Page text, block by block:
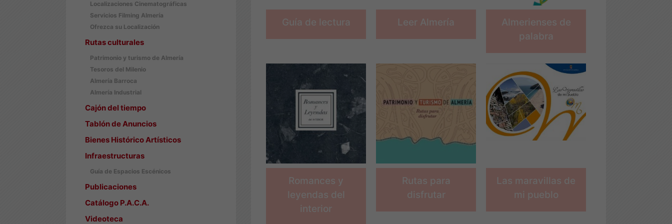
Localizaciones Cinematográficas
Servicios Filming Almería
Ofrezca su Localización
Rutas culturales
Patrimonio y turismo de Almería
Tesoros del Milenio
Almería Barroca
Almería Industrial
Cajón del tiempo
Tablón de Anuncios
Bienes Histórico Artísticos
Infraestructuras
Guía de Espacios Escénicos
Publicaciones
Catálogo P.A.C.A.
Videoteca
Guía de lectura Leer Almería
Almerienses de
palabra
Romances y
leyendas del
interior
Rutas para
disfrutar
Las maravillas de
mi pueblo